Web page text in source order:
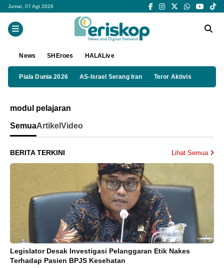
Jumat, 07 Agt 2026
News SHEroes HALALive
Piala Dunia 2026 AS-Israel Serang Iran Teror Aktivis
modul pelajaran
SemuaArtikel Video
BERITA TERKINI Lihat Semua
Legislator Desak Investigasi Pelanggaran Etik Nakes
Terhadap Pasien BPJS Kesehatan